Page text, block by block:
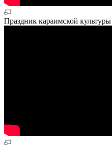
Праздник караимской культуры